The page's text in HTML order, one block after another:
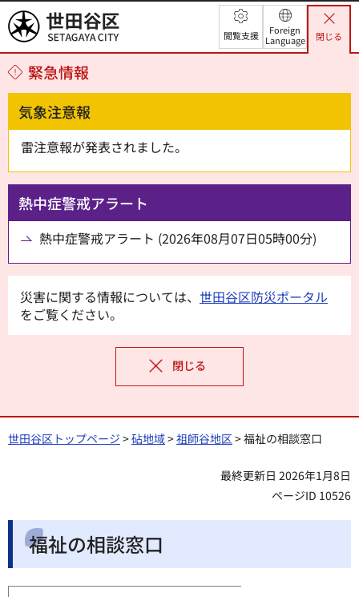
世田谷区 閲覧支援
Foreign
Language
閉じる
緊急情報
気象注意報
雷注意報が発表されました。
熱中症警戒アラート
熱中症警戒アラート (2026年08月07日05時00分)
災害に関する情報については、 世田谷区防災ポータル
をご覧ください。
閉じる
世田谷区トップページ >砧地域>祖師谷地区> 福祉の相談窓口
最終更新日 2026年1月8日
ページID 10526
福祉の相談窓口